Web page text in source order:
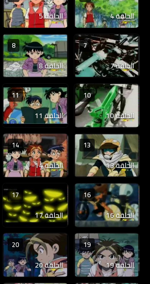
الحلقة 4 الحلقة 5
7
الحلقة 7
8
الحلقة 8
10
الحلقة 10
11
الحلقة 11
13
الحلقة 13
14
الحلقة 14
16
الحلقة 16
17
الحلقة 17
19
الحلقة 19
20
الحلقة 20